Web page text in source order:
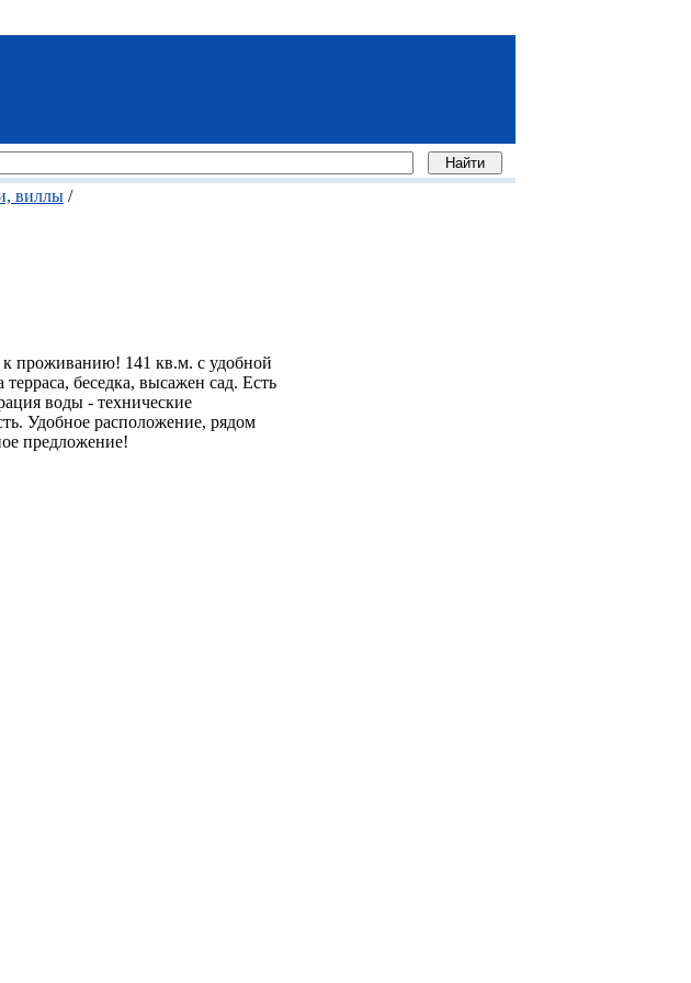
виллы /
к проживанию! 141 кв.м. с удобной
беседка, высажен сад. Есть
воды - технические
Удобное расположение, рядом
предложение!